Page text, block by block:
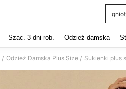
Szac. 3 dni rob. Odzież damska
/ Odzież Damska Plus Size / Sukienki plus